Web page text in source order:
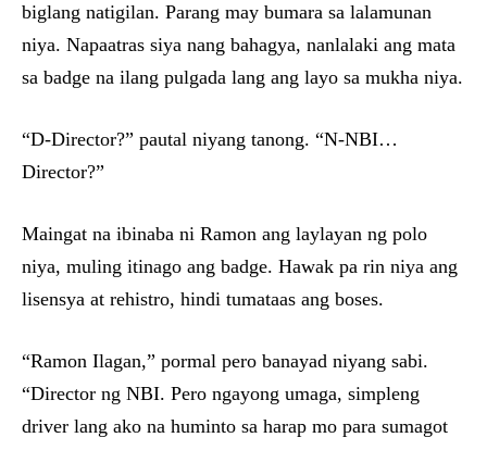
biglang natigilan. Parang may bumara sa lalamunan
niya. Napaatras siya nang bahagya, nanlalaki ang mata
sa badge na ilang pulgada lang ang layo sa mukha niya.
“D-Director?” pautal niyang tanong. “N-NBI…
Director?”
Maingat na ibinaba ni Ramon ang laylayan ng polo
niya, muling itinago ang badge. Hawak pa rin niya ang
lisensya at rehistro, hindi tumataas ang boses.
“Ramon Ilagan,” pormal pero banayad niyang sabi.
“Director ng NBI. Pero ngayong umaga, simpleng
driver lang ako na huminto sa harap mo para sumagot